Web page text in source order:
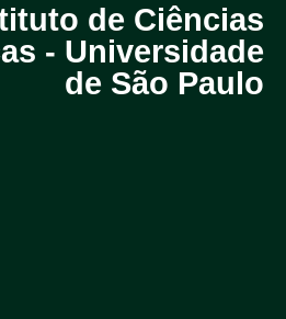
de Ciências
- Universidade
de São Paulo